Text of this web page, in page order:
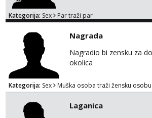
Kategorija: Sex Par traži par
Nagrada
Nagradio bi zensku za
okolica
Kategorija: Sex Muška osoba traži žensku osobu
Laganica